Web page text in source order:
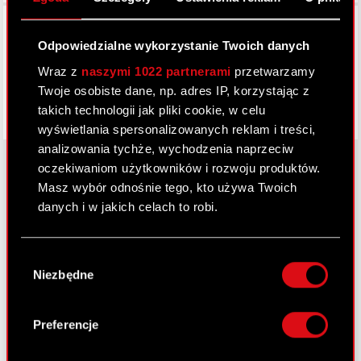
Odpowiedzialne wykorzystanie Twoich danych
Wraz z naszymi 1022 partnerami przetwarzamy
Twoje osobiste dane, np. adres IP, korzystając z
takich technologii jak pliki cookie, w celu
wyświetlania spersonalizowanych reklam i treści,
analizowania tychże, wychodzenia naprzeciw
oczekiwaniom użytkowników i rozwoju produktów.
Masz wybór odnośnie tego, kto używa Twoich
danych i w jakich celach to robi.
Gromadzić dane dotyczące Twojej
lokalizacji geograficznej z dokładnością nawet
Identyfikować Twoje urządzenie, aktywnie
analizując charakteryzującego je zbiory
zgody
Niezbędne
Preferencje
Facebook
O CD PROJEKT
Grupa Kapitałowa
Nasz biznes
Zrównoważony rozwój